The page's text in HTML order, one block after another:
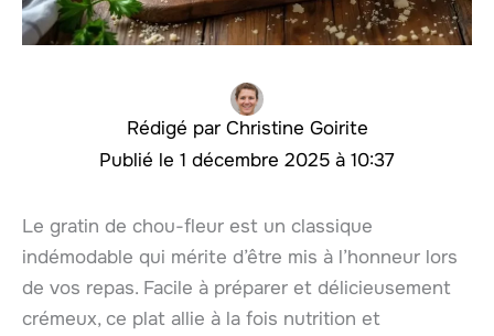
Christine Goirite
1 décembre 2025 à 10:37
Le gratin de chou-fleur est un classique
indémodable qui mérite d’être mis à l’honneur lors
de vos repas. Facile à préparer et délicieusement
crémeux, ce plat allie à la fois nutrition et